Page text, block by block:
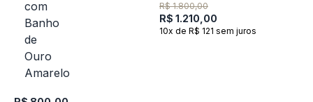
R$ 1.800,00
R$ 1.210,00
10x de R$ 121 sem juros